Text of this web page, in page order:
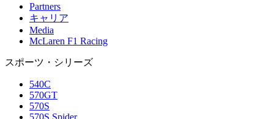
Partners
キャリア
Media
McLaren F1 Racing
スポーツ・シリーズ
540C
570GT
570S
570S Spider